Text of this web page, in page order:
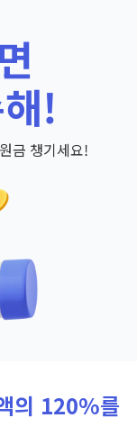
!
금 챙기세요!
의 120%를